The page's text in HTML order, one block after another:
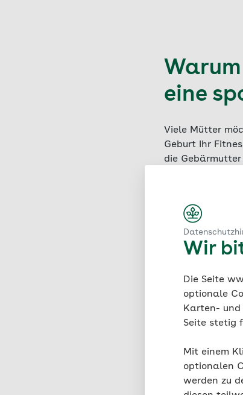
Wir
Die Seite
optionale
Karten- und
Seite stetig
Mit einem
optionalen
werden zu
eine
Viele Mütter
Geburt Ihr
die
diese
Noch dazu
der
Schritt für
zurück an ihren
spannen,
Wiederaufbau,
stellen:
Das
Bei